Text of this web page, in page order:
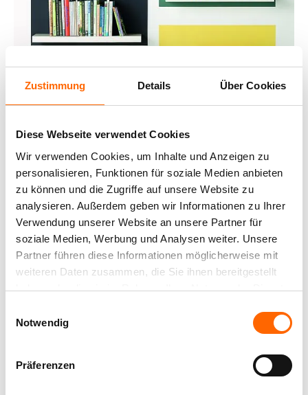
Zustimmung Details Über Cookies
Diese Webseite verwendet Cookies
Wir verwenden Cookies, um Inhalte und Anzeigen zu
personalisieren, Funktionen für soziale Medien anbieten
zu können und die Zugriffe auf unsere Website zu
analysieren. Außerdem geben wir Informationen zu Ihrer
Verwendung unserer Website an unsere Partner für
soziale Medien, Werbung und Analysen weiter. Unsere
Partner führen diese Informationen möglicherweise mit
weiteren Daten zusammen, die Sie ihnen bereitgestellt
haben oder die sie im Rahmen Ihrer Nutzung der Dienste
Notwendig
Präferenzen
WARMES,
WOHNLICHES
ORANGEGELB
Verwendete Produkte: